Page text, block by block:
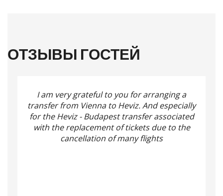
ОТЗЫВЫ ГОСТЕЙ
I am very grateful to you for arranging a
transfer from Vienna to Heviz.And especially
for the Heviz - Budapest transfer associated
with the replacement of tickets due to the
cancellation of many flights